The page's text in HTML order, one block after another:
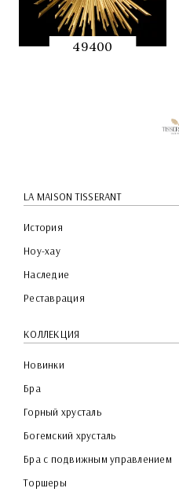
49400
LA MAISON TISSERANT
История
Ноу-хау
Наследие
Реставрация
КОЛЛЕКЦИЯ
Новинки
Бра
Горный хрусталь
Богемский хрусталь
Бра с подвижным управлением
Торшеры